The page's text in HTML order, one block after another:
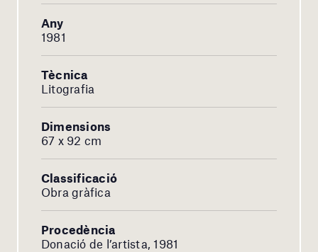
Any
1981
Tècnica
Litografia
Dimensions
67 x 92 cm
Classificació
Obra gràfica
Procedència
Donació de l’artista, 1981